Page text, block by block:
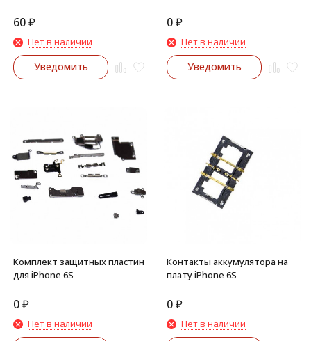
60₽
Нет в наличии
Уведомить
0₽
Нет в наличии
Уведомить
Комплект защитных пластин
для iPhone 6S
0₽
Нет в наличии
Контакты аккумулятора на
плату iPhone 6S
0₽
Нет в наличии